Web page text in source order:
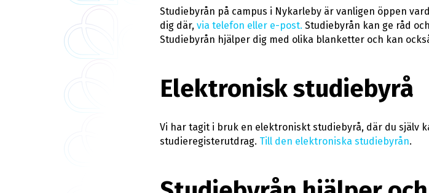
Studiebyrån på campus i Nykarleby är vanligen öppen
dig där, via telefon eller e-post. Studiebyrån kan ge råd
Studiebyrån hjälper dig med olika blanketter och kan
Elektronisk studiebyrå
Vi har tagit i bruk en elektroniskt studiebyrå, där du själv
studieregisterutdrag. Till den elektroniska studiebyrån.